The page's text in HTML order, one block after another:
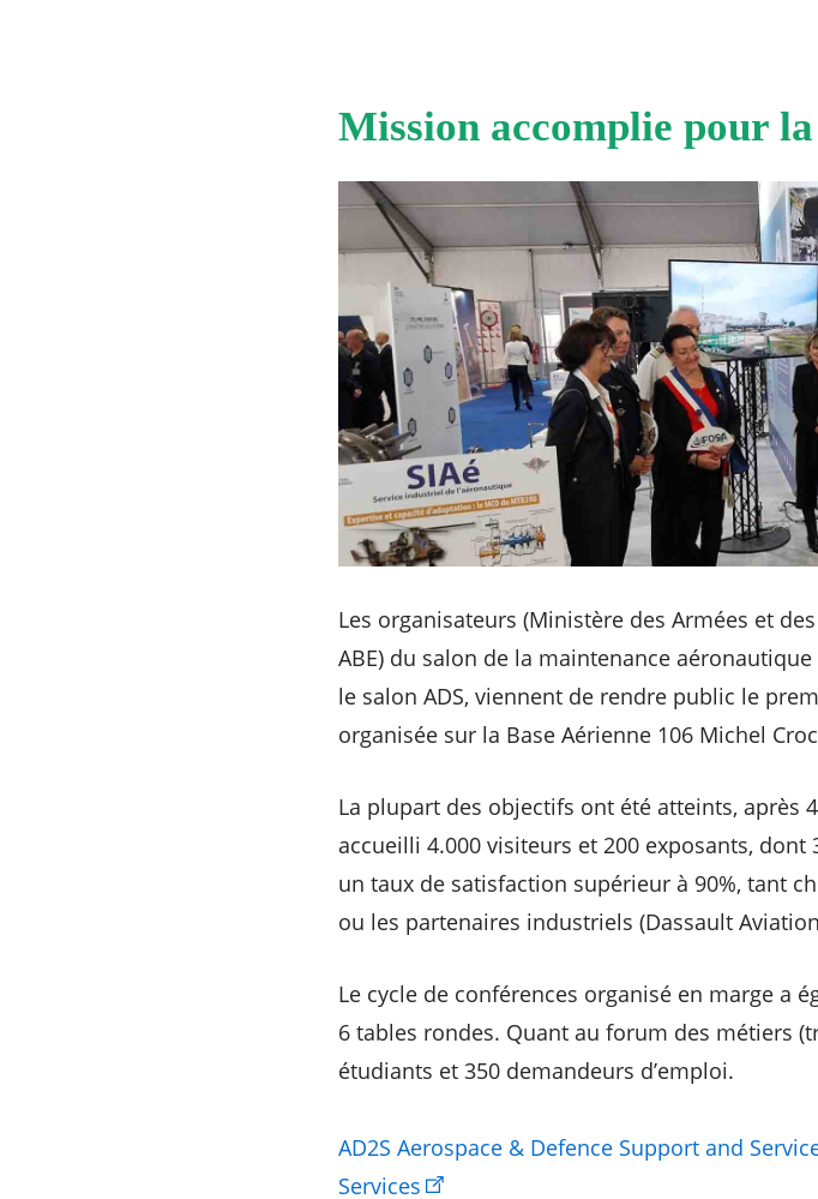
Mission accomplie pour
Les organisateurs (Ministère des Armées et
ABE) du salon de la maintenance
le salon ADS, viennent de rendre public le
organisée sur la Base Aérienne 106 Michel
La plupart des objectifs ont été atteints, après
accueilli 4.000 visiteurs et 200 exposants,
un taux de satisfaction supérieur à 90%, tant
ou les partenaires industriels (Dassault
Le cycle de conférences organisé en marge a
6 tables rondes. Quant au forum des métiers
étudiants et 350 demandeurs d’emploi.
AD2S Aerospace & Defence Support and
Services